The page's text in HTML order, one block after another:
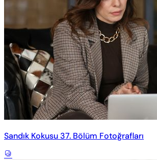
Sandık Kokusu 37. Bölüm Fotoğrafları